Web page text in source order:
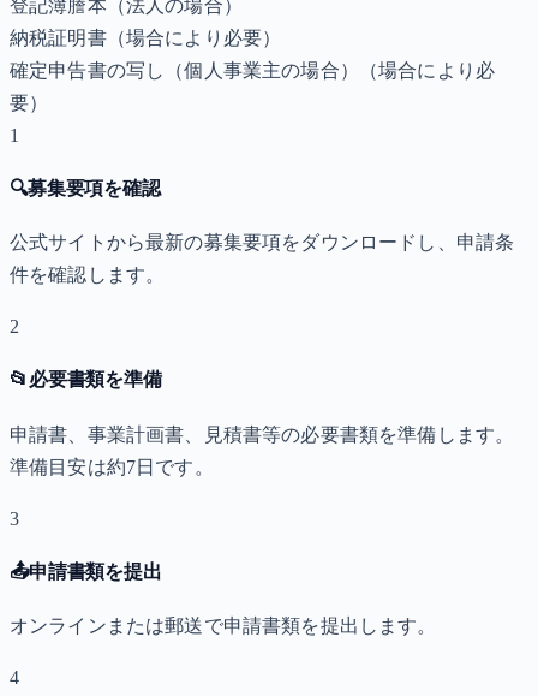
登記簿謄本（法人の場合）
納税証明書（場合により必要）
確定申告書の写し（個人事業主の場合）
（場合により必
要）
1
🔍募集要項を確認
公式サイトから最新の募集要項をダウンロードし、申請条
件を確認します。
2
📂 必要書類を準備
申請書、事業計画書、見積書等の必要書類を準備します。
準備目安は約7日です。
3
📤申請書類を提出
オンラインまたは郵送で申請書類を提出します。
4